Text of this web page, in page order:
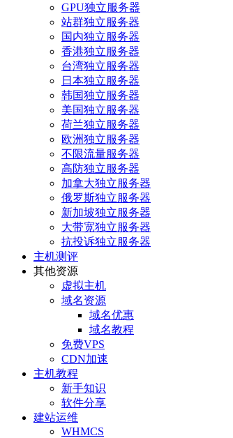
GPU独立服务器
站群独立服务器
国内独立服务器
香港独立服务器
台湾独立服务器
日本独立服务器
韩国独立服务器
美国独立服务器
荷兰独立服务器
欧洲独立服务器
不限流量服务器
高防独立服务器
加拿大独立服务器
俄罗斯独立服务器
新加坡独立服务器
大带宽独立服务器
抗投诉独立服务器
主机测评
其他资源
虚拟主机
域名资源
域名优惠
域名教程
免费VPS
CDN加速
主机教程
新手知识
软件分享
建站运维
WHMCS